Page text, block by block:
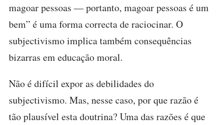
magoar pessoas — portanto, magoar pessoas é um
bem” é uma forma correcta de raciocinar. O
subjectivismo implica também consequências
bizarras em educação moral.
Não é difícil expor as debilidades do
subjectivismo. Mas, nesse caso, por que razão é
tão plausível esta doutrina? Uma das razões é que